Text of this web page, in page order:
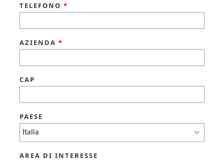
TELEFONO *
AZIENDA *
CAP
PAESE
AREA DI INTERESSE